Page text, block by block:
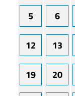
5 6
12 13
19 20